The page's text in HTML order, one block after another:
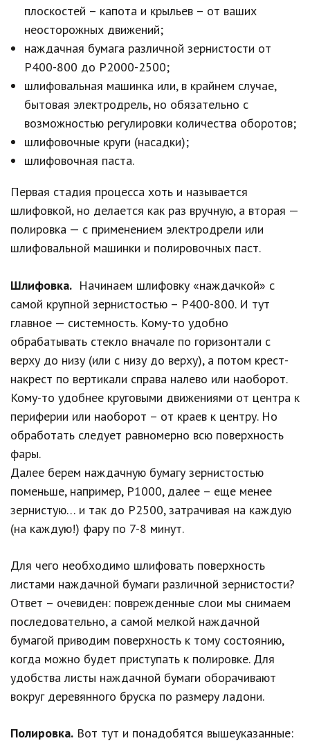
плоскостей – капота и крыльев – от ваших
неосторожных движений;
наждачная бумага различной зернистости от
Р400-800 до Р2000-2500;
шлифовальная машинка или, в крайнем случае,
бытовая электродрель, но обязательно с
возможностью регулировки количества оборотов;
шлифовочные круги (насадки);
шлифовочная паста.
Первая стадия процесса хоть и называется
шлифовкой, но делается как раз вручную, а вторая —
полировка — с применением электродрели или
шлифовальной машинки и полировочных паст.
Шлифовка. Начинаем шлифовку «наждачкой» с
самой крупной зернистостью – Р400-800. И тут
главное — системность. Кому-то удобно
обрабатывать стекло вначале по горизонтали с
верху до низу (или с низу до верху), а потом крест-
накрест по вертикали справа налево или наоборот.
Кому-то удобнее круговыми движениями от центра к
периферии или наоборот – от краев к центру. Но
обработать следует равномерно всю поверхность
фары.
Далее берем наждачную бумагу зернистостью
поменьше, например, Р1000, далее – еще менее
зернистую… и так до Р2500, затрачивая на каждую
(на каждую!) фару по 7-8 минут.
Для чего необходимо шлифовать поверхность
листами наждачной бумаги различной зернистости?
Ответ – очевиден: поврежденные слои мы снимаем
последовательно, а самой мелкой наждачной
бумагой приводим поверхность к тому состоянию,
когда можно будет приступать к полировке. Для
удобства листы наждачной бумаги оборачивают
вокруг деревянного бруска по размеру ладони.
Полировка. Вот тут и понадобятся вышеуказанные: